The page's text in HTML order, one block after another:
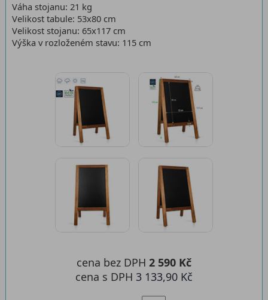
Váha stojanu: 21 kg
Velikost tabule: 53x80 cm
Velikost stojanu: 65x117 cm
Výška v rozloženém stavu: 115 cm
cena bez DPH 2 590 Kč
cena s DPH 3 133,90 Kč